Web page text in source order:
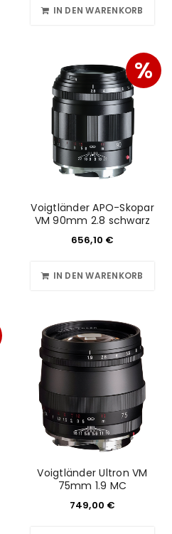
IN DEN WARENKORB
%
Voigtländer APO-Skopar
VM 90mm 2.8 schwarz
656,10 €
IN DEN WARENKORB
Voigtländer Ultron VM
75mm 1.9 MC
749,00 €